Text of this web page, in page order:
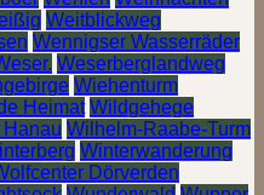
Weitblickweg
Wennigser Wasserräder
Weserberglandweg
Wiehenturm
Heimat Wildgehege
Wilhelm-Raabe-Turm
Winterwanderung
Dörverden